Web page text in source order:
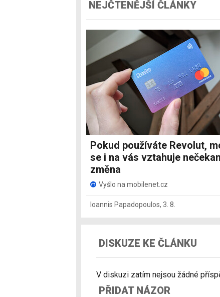
NEJČTENĚJŠÍ ČLÁNKY
Pokud používáte Revolut,
se i na vás vztahuje
změna
Vyšlo na mobilenet.cz
Ioannis Papadopoulos, 3. 8.
DISKUZE KE ČLÁNKU
V diskuzi zatím nejsou žádné
PŘIDAT NÁZOR